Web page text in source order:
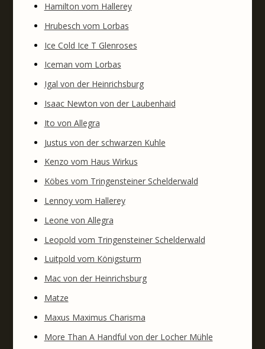
Hamilton vom Hallerey
Hrubesch vom Lorbas
Ice Cold Ice T Glenroses
Iceman vom Lorbas
Igal von der Heinrichsburg
Isaac Newton von der Laubenhaid
Ito von Allegra
Justus von der schwarzen Kuhle
Kenzo vom Haus Wirkus
Köbes vom Tringensteiner Schelderwald
Lennoy vom Hallerey
Leone von Allegra
Leopold vom Tringensteiner Schelderwald
Luitpold vom Königsturm
Mac von der Heinrichsburg
Matze
Maxus Maximus Charisma
More Than A Handful von der Locher Mühle